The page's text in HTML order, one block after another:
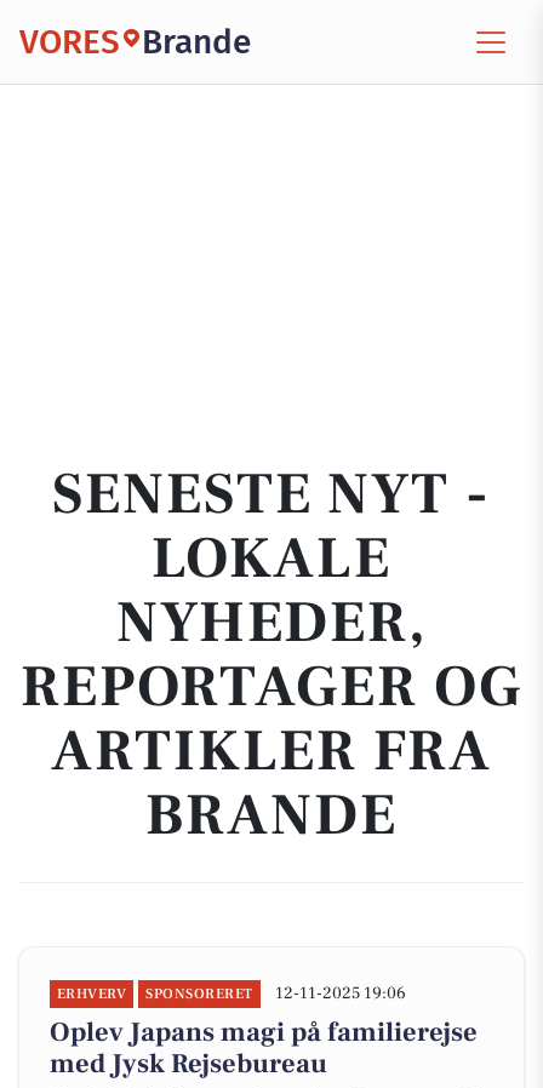
VORES Brande
SENESTE NYT -
LOKALE
NYHEDER,
REPORTAGER OG
ARTIKLER FRA
BRANDE
ERHVERV SPONSORERET 12-11-2025 19:06
Oplev Japans magi på familierejse
med Jysk Rejsebureau